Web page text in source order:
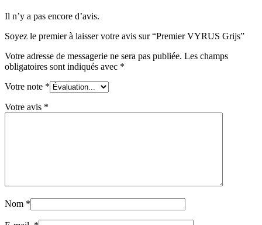
Il n’y a pas encore d’avis.
Soyez le premier à laisser votre avis sur “Premier VYRUS Grijs”
Votre adresse de messagerie ne sera pas publiée. Les champs
obligatoires sont indiqués avec *
Votre note *
Votre avis *
Nom *